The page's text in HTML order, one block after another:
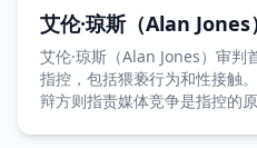
艾伦·琼斯（Alan
艾伦·琼斯（Alan Jones）审判
指控，包括猥亵行为和性接触
辩方则指责媒体竞争是指控的原